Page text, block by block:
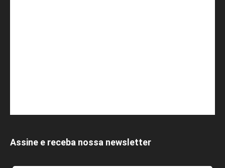
Assine e receba nossa newsletter